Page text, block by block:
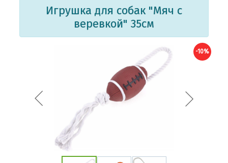
Игрушка для собак "Мяч с
веревкой" 35см
-10%